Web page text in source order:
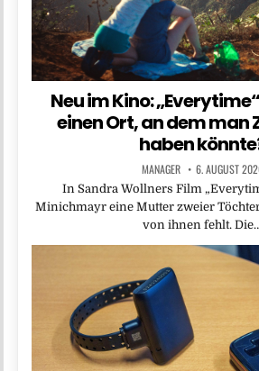
Neu im Kino:
einen Ort, an dem man
haben
MANAGER 6. AUGUST
In Sandra Wollners Film
Minichmayr eine Mutter zweier
von ihnen fehlt.